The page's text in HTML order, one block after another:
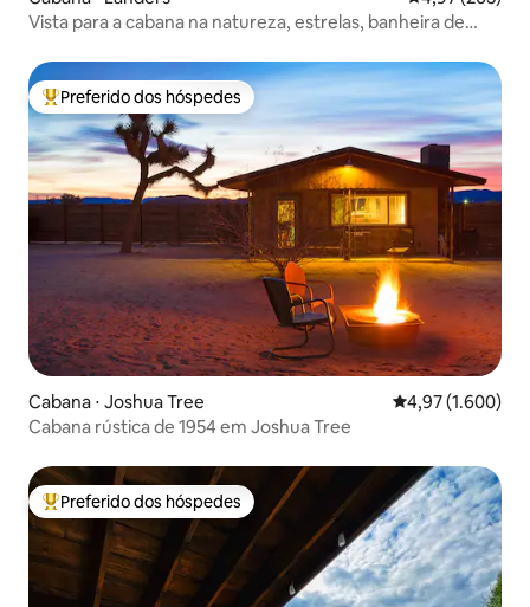
Vista para a cabana na natureza, estrelas, banheira de
Entre os melhores preferidos dos hóspedes
Preferido dos hóspedes
Cabana ⋅ Joshua Tree 4,97 de uma
4,97 (1.600)
Cabana rústica de 1954 em Joshua Tree
Entre os melhores preferidos dos hóspedes
Preferido dos hóspedes